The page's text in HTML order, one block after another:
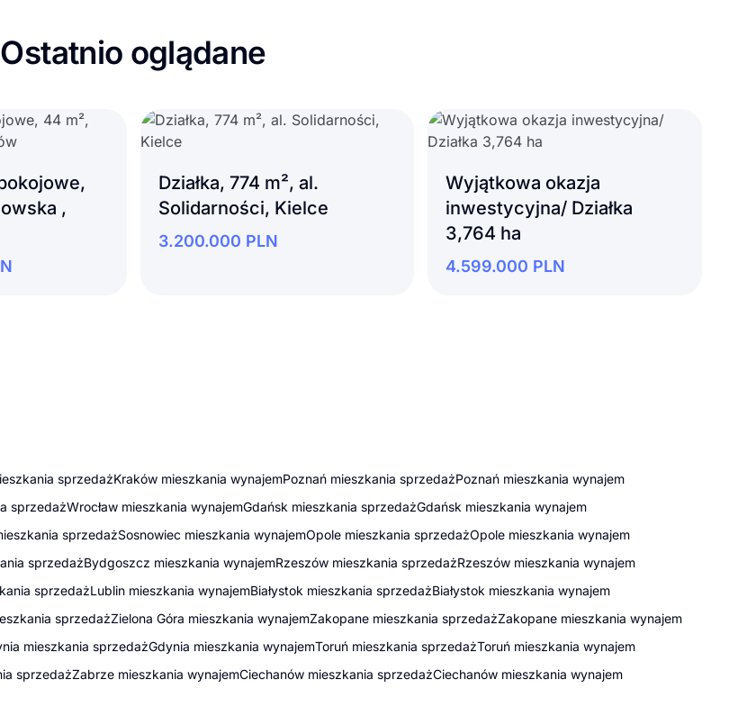
Ostatnio oglądane
,
Działka, 774 m², al.
Solidarności, Kielce
3.200.000 PLN
Wyjątkowa okazja
inwestycyjna/ Działka
3,764 ha
4.599.000 PLN
sprzedażKraków mieszkania wynajemPoznań mieszkania sprzedażPoznań mieszkania wynajem
sprzedażWrocław mieszkania wynajemGdańsk mieszkania sprzedażGdańsk mieszkania wynajem
sprzedażSosnowiec mieszkania wynajemOpole mieszkania sprzedażOpole mieszkania wynajem
sprzedażBydgoszcz mieszkania wynajemRzeszów mieszkania sprzedażRzeszów mieszkania wynajem
sprzedażLublin mieszkania wynajemBiałystok mieszkania sprzedażBiałystok mieszkania wynajem
sprzedażZielona Góra mieszkania wynajemZakopane mieszkania sprzedażZakopane mieszkania wynajem
mieszkania sprzedażGdynia mieszkania wynajemToruń mieszkania sprzedażToruń mieszkania wynajem
sprzedażZabrze mieszkania wynajemCiechanów mieszkania sprzedażCiechanów mieszkania wynajem